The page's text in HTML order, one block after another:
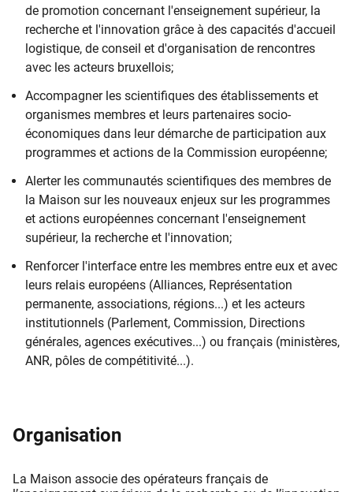
de promotion concernant l'enseignement supérieur, la
recherche et l'innovation grâce à des capacités d'accueil
logistique, de conseil et d'organisation de rencontres
avec les acteurs bruxellois;
Accompagner les scientifiques des établissements et
organismes membres et leurs partenaires socio-
économiques dans leur démarche de participation aux
programmes et actions de la Commission européenne;
Alerter les communautés scientifiques des membres de
la Maison sur les nouveaux enjeux sur les programmes
et actions européennes concernant l'enseignement
supérieur, la recherche et l'innovation;
Renforcer l'interface entre les membres entre eux et avec
leurs relais européens (Alliances, Représentation
permanente, associations, régions...) et les acteurs
institutionnels (Parlement, Commission, Directions
générales, agences exécutives...) ou français (ministères,
ANR, pôles de compétitivité...).
Organisation
La Maison associe des opérateurs français de